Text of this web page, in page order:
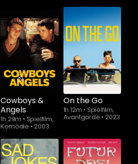
Cowboys &
Angels
1h 29m • Spielfilm,
Komödie •2003
On the Go
1h 12m • Spielfilm,
Avantgarde • 2023